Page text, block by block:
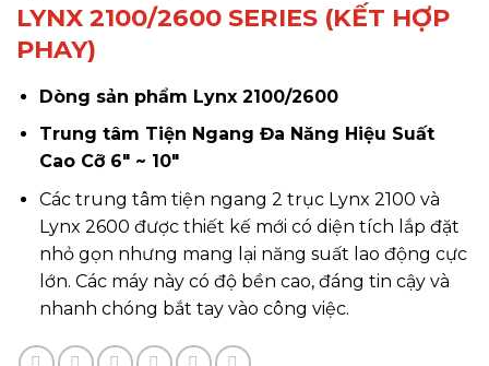
LYNX 2100/2600 SERIES (KẾT HỢP
PHAY)
Dòng sản phẩm Lynx 2100/2600
Trung tâm Tiện Ngang Đa Năng Hiệu Suất
Cao Cỡ 6″ ~ 10″
Các trung tâm tiện ngang 2 trục Lynx 2100 và
Lynx 2600 được thiết kế mới có diện tích lắp đặt
nhỏ gọn nhưng mang lại năng suất lao động cực
lớn. Các máy này có độ bền cao, đáng tin cậy và
nhanh chóng bắt tay vào công việc.